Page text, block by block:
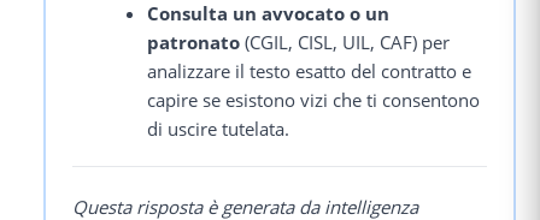
Consulta un avvocato o un
patronato (CGIL, CISL, UIL, CAF) per
analizzare il testo esatto del contratto e
capire se esistono vizi che ti consentono
di uscire tutelata.
Questa risposta è generata da intelligenza